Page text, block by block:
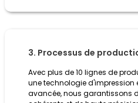
3. Processus de
Avec plus de 10 lignes de
une technologie
avancée, nous garantissons